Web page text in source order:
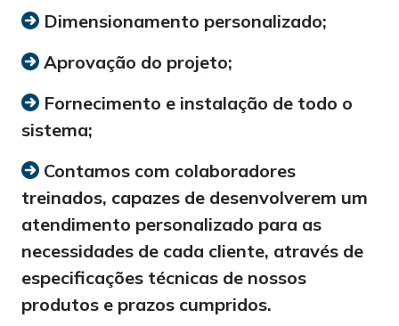
Dimensionamento personalizado;
Aprovação do projeto;
Fornecimento e instalação de todo o
sistema;
Contamos com colaboradores
treinados, capazes de desenvolverem um
atendimento personalizado para as
necessidades de cada cliente, através de
especificações técnicas de nossos
produtos e prazos cumpridos.